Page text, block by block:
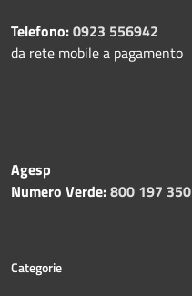
Telefono:0923 556942
da rete mobile a pagamento
Agesp
Numero Verde:800 197 350
Categorie